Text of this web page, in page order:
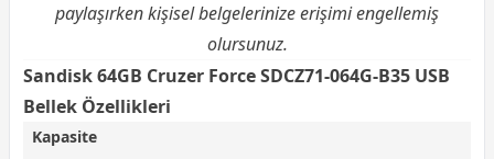
paylaşırken kişisel belgelerinize erişimi engellemiş
olursunuz.
Sandisk 64GB Cruzer Force SDCZ71-064G-B35 USB
Bellek Özellikleri
Kapasite